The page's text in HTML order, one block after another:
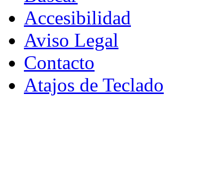
Accesibilidad
Aviso Legal
Contacto
Atajos de Teclado